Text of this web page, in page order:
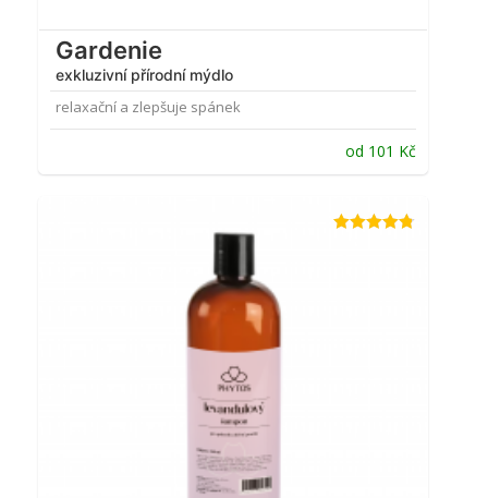
Gardenie
exkluzivní přírodní mýdlo
relaxační a zlepšuje spánek
od 101 Kč